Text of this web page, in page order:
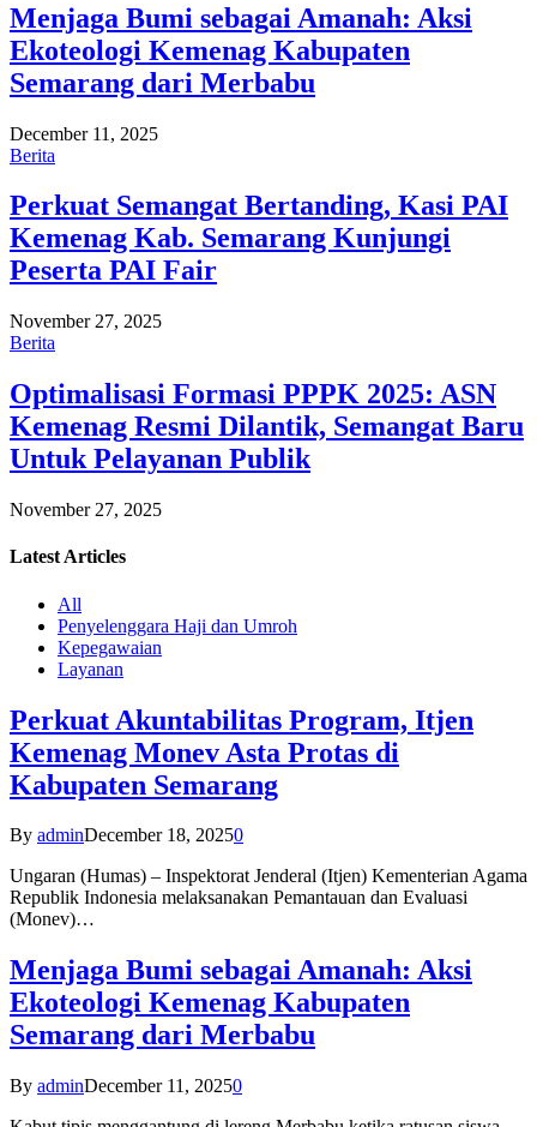
Menjaga Bumi sebagai Amanah: Aksi
Ekoteologi Kemenag Kabupaten
Semarang dari Merbabu
December 11, 2025
Berita
Perkuat Semangat Bertanding, Kasi PAI
Kemenag Kab. Semarang Kunjungi
Peserta PAI Fair
November 27, 2025
Berita
Optimalisasi Formasi PPPK 2025: ASN
Kemenag Resmi Dilantik, Semangat Baru
Untuk Pelayanan Publik
November 27, 2025
Latest Articles
All
Penyelenggara Haji dan Umroh
Kepegawaian
Layanan
Perkuat Akuntabilitas Program, Itjen
Kemenag Monev Asta Protas di
Kabupaten Semarang
By adminDecember 18, 20250
Ungaran (Humas) – Inspektorat Jenderal (Itjen) Kementerian Agama
Republik Indonesia melaksanakan Pemantauan dan Evaluasi
(Monev)…
Menjaga Bumi sebagai Amanah: Aksi
Ekoteologi Kemenag Kabupaten
Semarang dari Merbabu
By adminDecember 11, 20250